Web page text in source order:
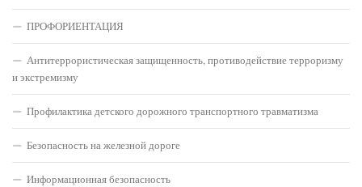
ПРОФОРИЕНТАЦИЯ
Антитеррористическая защищенность, противодействие терроризму
и экстремизму
Профилактика детского дорожного транспортного травматизма
Безопасность на железной дороге
Информационная безопасность